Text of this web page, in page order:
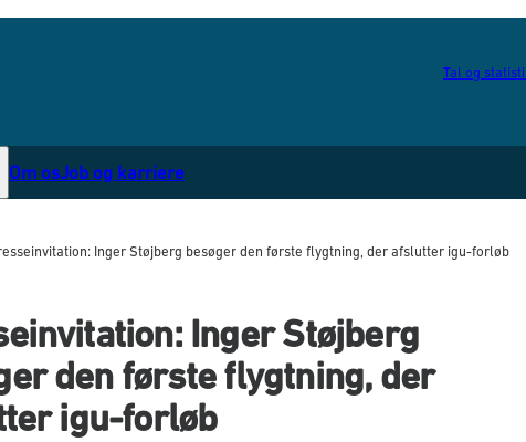
Tal og
- Flere links
Om osJob og karriere
Inger Støjberg besøger den første flygtning, der afslutter igu-forløb
Inger Støjberg
den første flygtning, der
igu-forløb